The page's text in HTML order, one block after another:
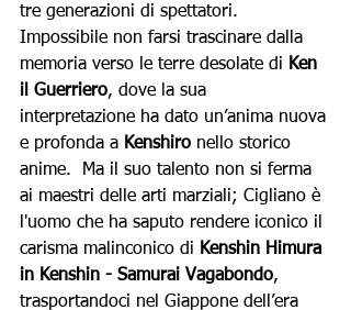
tre generazioni di spettatori.
Impossibile non farsi trascinare dalla
memoria verso le terre desolate di Ken
il Guerriero, dove la sua
interpretazione ha dato un’anima nuova
e profonda a Kenshiro nello storico
anime.  Ma il suo talento non si ferma
ai maestri delle arti marziali; Cigliano è
l'uomo che ha saputo rendere iconico il
carisma malinconico di Kenshin Himura
in Kenshin - Samurai Vagabondo,
trasportandoci nel Giappone dell’era